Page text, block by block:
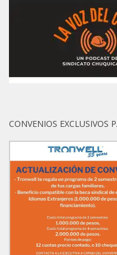
CONVENIOS EXCLUSIVOS